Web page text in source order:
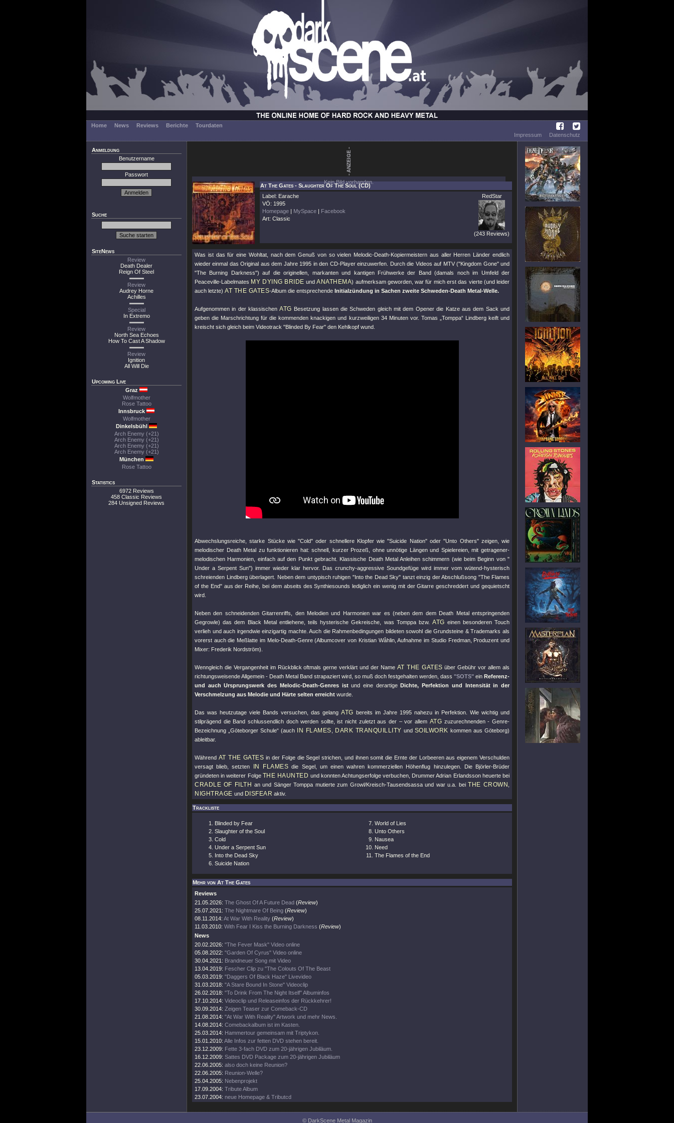
Home News Reviews Berichte
Tourdaten
Impressum
Datenschutz
Anmeldung
Benutzername
Passwort
Suche
SiteNews
Review
Death Dealer
Reign Of Steel
Review
Audrey Horne
Achilles
Special
In Extremo
Review
North Sea Echoes
How To Cast A Shadow
Review
Ignition
All Will Die
Upcoming Live
Graz
Wolfmother
Rose Tattoo
Innsbruck
Wolfmother
Dinkelsbühl
Arch Enemy (+21)
Arch Enemy (+21)
Arch Enemy (+21)
Arch Enemy (+21)
München
Rose Tattoo
Statistics
6972 Reviews
458 Classic Reviews
284 Unsigned Reviews
Kein Bild vorhanden.
At The Gates - Slaughter Of The Soul (CD)
Label: Earache
VÖ: 1995
Homepage | MySpace | Facebook
Art: Classic
RedStar
(243 Reviews)
Was ist das für eine Wohltat, nach dem Genuß von so vielen Melodic-Death-Kopiermeistern aus aller Herren Länder endlich
wieder einmal das Original aus dem Jahre 1995 in den CD-Player einzuwerfen. Durch die Videos auf MTV ("Kingdom Gone"und
"The Burning Darkness") auf die originellen, markanten und kantigen Frühwerke der Band (damals noch im Umfeld der
Peaceville-Labelmates MY DYING BRIDE undANATHEMA) aufmerksam geworden, war für mich erst das vierte (und leider
auch letzte) AT THE GATES-Album die entsprechende Initialzündung in Sachen zweite Schweden-Death Metal-Welle.
Aufgenommen in der klassischenATG Besetzung lassen die Schweden gleich mit dem Opener die Katze aus dem Sack und
geben die Marschrichtung für die kommenden knackigen und kurzweiligen 34 Minuten vor. Tomas „Tomppa“ Lindberg keift und
kreischt sich gleich beim Videotrack "Blinded By Fear" den Kehlkopf wund.
Abwechslungsreiche, starke Stücke wie"Cold" oder schnellere Klopfer wie"Suicide Nation"oder"Unto Others"zeigen, wie
melodischer Death Metal zu funktionieren hat: schnell, kurzer Prozeß, ohne unnötige Längen und Spielereien, mit getragener-
melodischen Harmonien, einfach auf den Punkt gebracht. Klassische Death Metal Anleihen schimmern (wie beim Beginn von "
Under a Serpent Sun") immer wieder klar hervor. Das crunchy-aggressive Soundgefüge wird immer vom wütend-hysterisch
schreienden Lindberg überlagert. Neben dem untypisch ruhigen "Into the Dead Sky" tanzt einzig der Abschlußsong "The Flames
of the End"aus der Reihe, bei dem abseits des Synthiesounds lediglich ein wenig mit der Gitarre geschreddert und gequietscht
wird.
Neben den schneidenden Gitarrenriffs, den Melodien und Harmonien war es (neben dem dem Death Metal entspringenden
Gegrowle) das dem Black Metal entliehene, teils hysterische Gekreische, was Tomppa bzw. ATG einen besonderen Touch
verlieh und auch irgendwie einzigartig machte. Auch die Rahmenbedingungen bildeten sowohl die Grundsteine & Trademarks als
vorerst auch die Meßlatte im Melo-Death-Genre (Albumcover von Kristian Wåhlin, Aufnahme im Studio Fredman, Produzent und
Mixer: Frederik Nordström).
Wenngleich die Vergangenheit im Rückblick oftmals gerne verklärt und der Name AT THE GATES über Gebühr vor allem als
richtungsweisende Allgemein - Death Metal Band strapaziert wird, so muß doch festgehalten werden, dass "SOTS" ein Referenz-
und auch Ursprungswerk des Melodic-Death-Genres istund eine derartigeDichte, Perfektion und Intensität in der
Verschmelzung aus Melodie und Härte selten erreicht wurde.
Das was heutzutage viele Bands versuchen, das gelangATG bereits im Jahre 1995 nahezu in Perfektion. Wie wichtig und
stilprägend die Band schlussendlich doch werden sollte, ist nicht zuletzt aus der – vor allem ATG zuzurechnenden - Genre-
Bezeichnung „Göteborger Schule“ (auch
IN FLAMES DARK TRANQUILLITY und SOILWORK kommen aus Göteborg)
ableitbar.
Während AT THE GATES in der Folge die Segel strichen, und ihnen somit die Ernte der Lorbeeren aus eigenem Verschulden
versagt blieb, setzten
IN FLAMES die Segel, um einen wahren kommerziellen Höhenflug hinzulegen. Die Björler-Brüder
gründeten in weiterer Folge THE HAUNTED und konnten Achtungserfolge verbuchen, Drummer Adrian Erlandsson heuerte bei
CRADLE OF FILTH an und Sänger Tomppa mutierte zum Growl/Kreisch-Tausendsassa und war u.a. beiTHE CROWN
NIGHTRAGE und DISFEAR aktiv.
Trackliste
Blinded by Fear
Slaughter of the Soul
Cold
Under a Serpent Sun
Into the Dead Sky
Suicide Nation
World of Lies
Unto Others
Nausea
Need
The Flames of the End
Mehr von At The Gates
Reviews
21.05.2026: The Ghost Of A Future Dead (Review)
25.07.2021: The Nightmare Of Being (Review)
08.11.2014: At War With Reality (Review)
11.03.2010: With Fear I Kiss the Burning Darkness (Review)
News
20.02.2026: "The Fever Mask" Video online
05.08.2022: "Garden Of Cyrus" Video online
30.04.2021: Brandneuer Song mit Video
13.04.2019: Fescher Clip zu "The Colouts Of The Beast
05.03.2019: "Daggers Of Black Haze" Livevideo
31.03.2018: "A Stare Bound In Stone" Videoclip
26.02.2018: "To Drink From The Night Itself" Albuminfos
17.10.2014: Videoclip und Releaseinfos der Rückkehrer!
30.09.2014: Zeigen Teaser zur Comeback-CD
21.08.2014: "At War With Reality" Artwork und mehr News.
14.08.2014: Comebackalbum ist im Kasten.
25.03.2014: Hammertour gemeinsam mit Triptykon.
15.01.2010: Alle Infos zur fetten DVD stehen bereit.
23.12.2009: Fette 3-fach DVD zum 20-jährigen Jubiläum.
16.12.2009: Sattes DVD Package zum 20-jährigen Jubiläum
22.06.2005: also doch keine Reunion?
22.06.2005: Reunion-Welle?
25.04.2005: Nebenprojekt
17.09.2004: Tribute Album
23.07.2004: neue Homepage & Tributcd
© DarkScene Metal Magazin